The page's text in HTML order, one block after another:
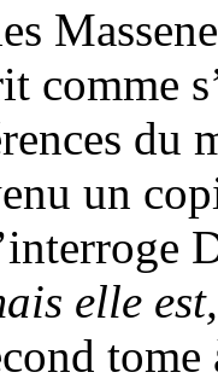
comme
du
un
elle
tome